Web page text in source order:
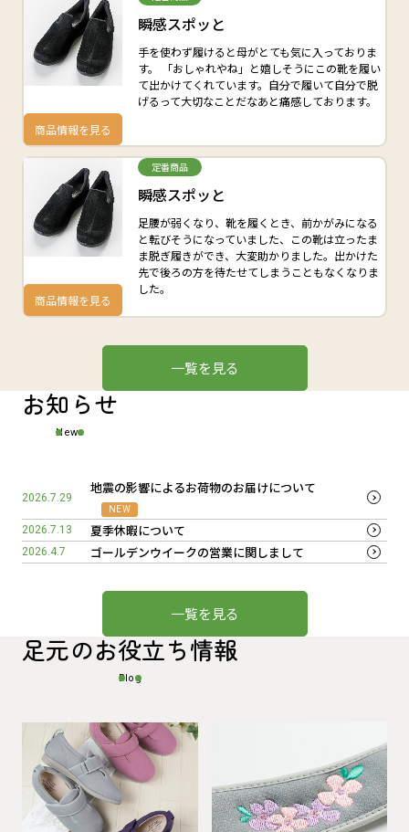
商品情報を見る
瞬感スポッと
手を使わず履けると母がとても気に入っておりま
す。 「おしゃれやね」と嬉しそうにこの靴を履い
て出かけてくれています。自分で履いて自分で脱
げるって大切なことだなあと痛感しております。
商品情報を見る
定番商品
瞬感スポッと
足腰が弱くなり、靴を履くとき、前かがみになる
と転びそうになっていました、この靴は立ったま
ま脱ぎ履きができ、大変助かりました。出かけた
先で後ろの方を待たせてしまうこともなくなりま
した。
一覧を見る
お知らせ
News
2026.7.29
地震の影響によるお荷物のお届けについて
NEW
2026.7.13 夏季休暇について
2026.4.7 ゴールデンウイークの営業に関しまして
一覧を見る
足元のお役立ち情報
Blog